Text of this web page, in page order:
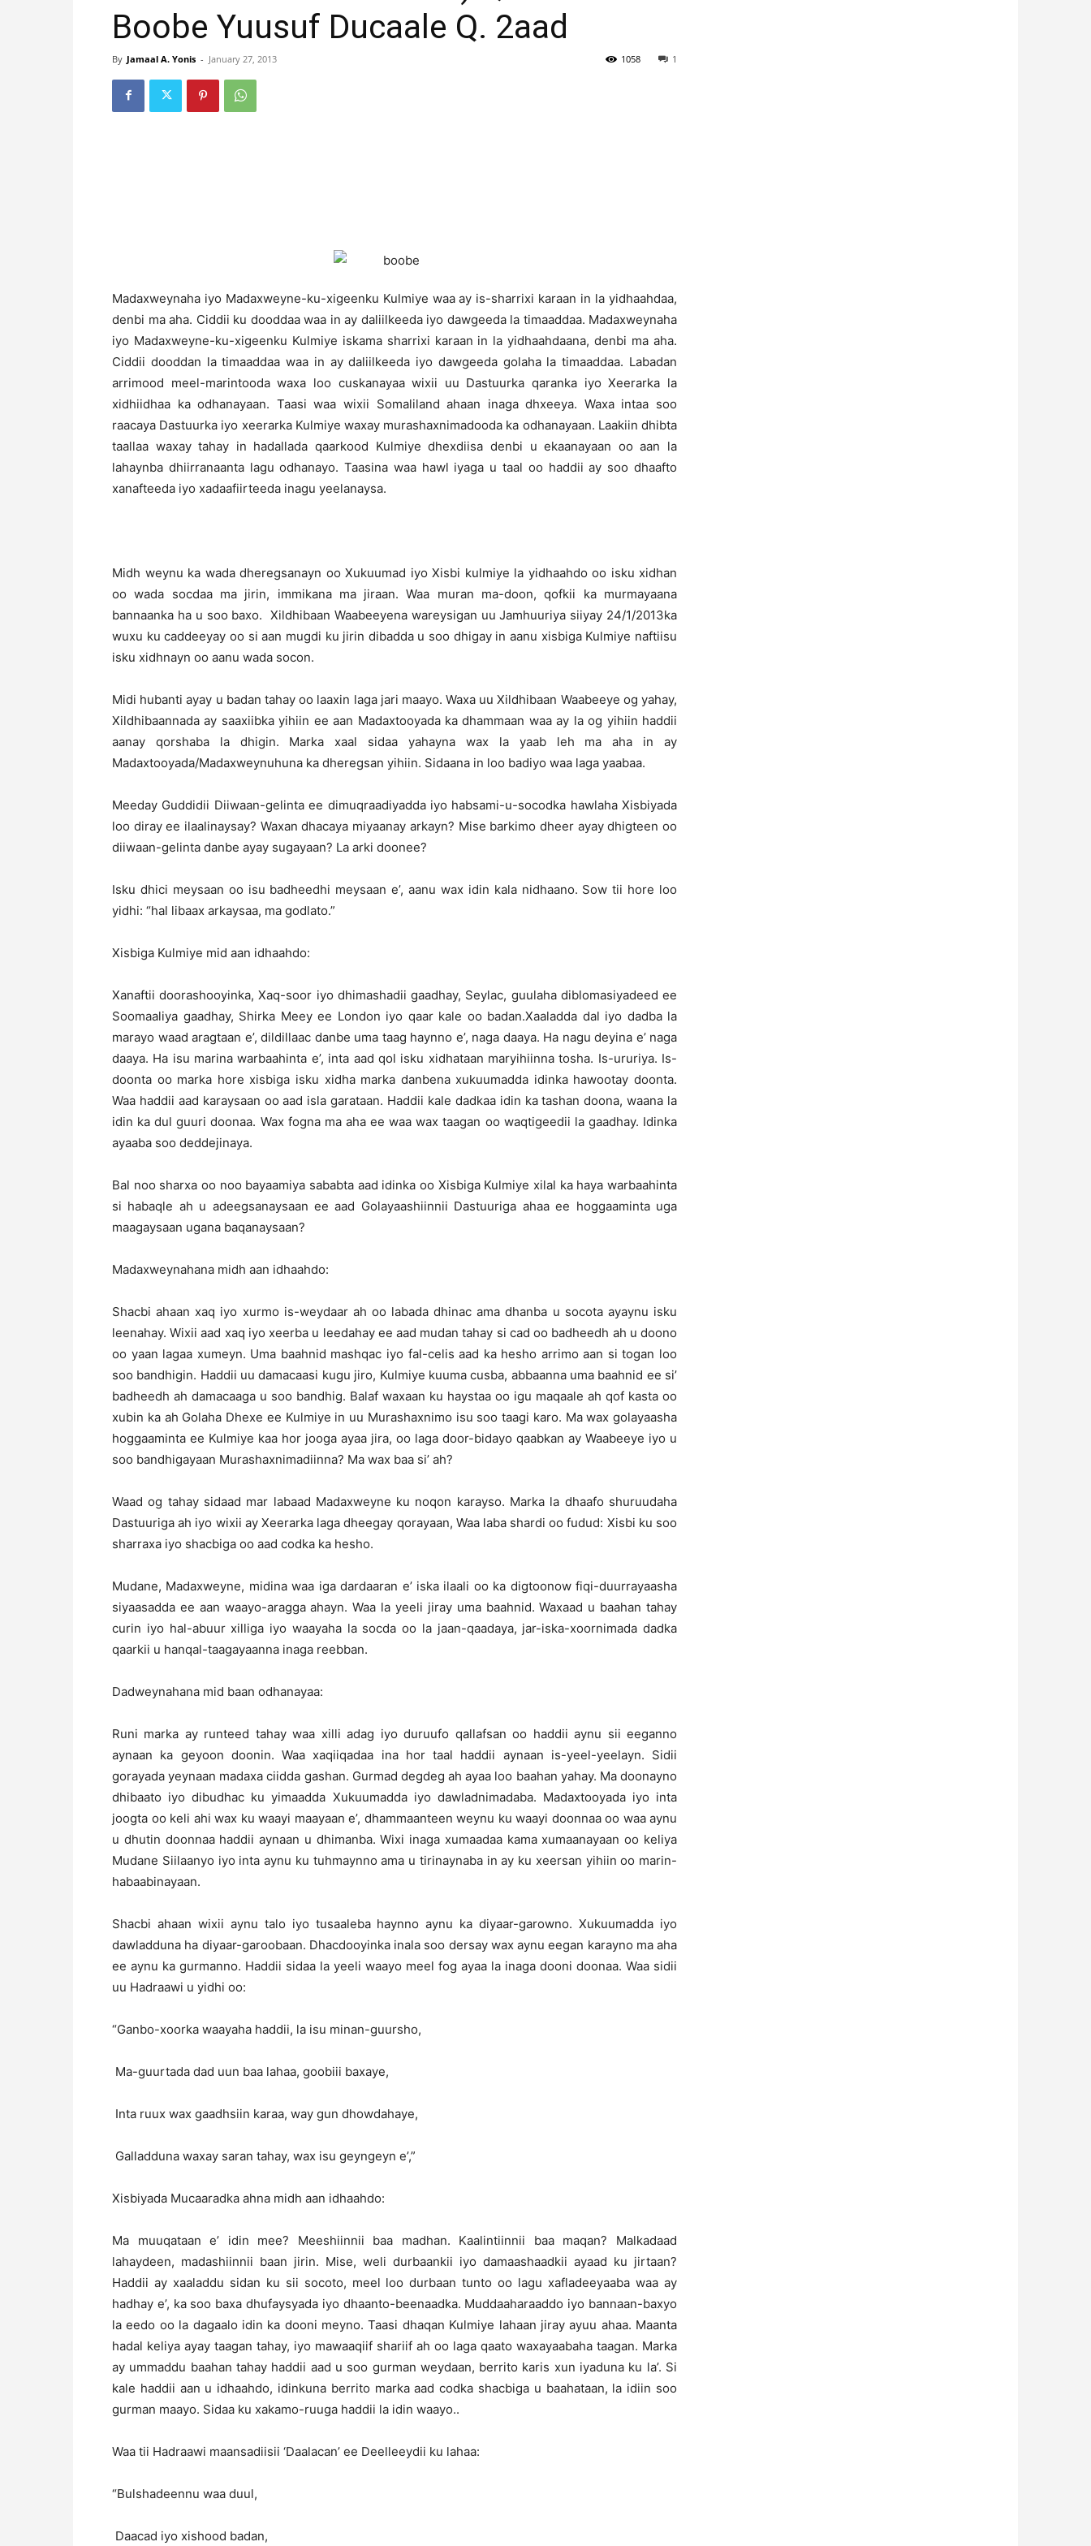
Newspaper
Boobe Yuusuf Ducaale Q. 2aad
By Jamaal A. Yonis - January 27, 2013 1
1058
Madaxweynaha iyo Madaxweyne-ku-xigeenku Kulmiye waa ay is-sharrixi karaan in la yidhaahdaa,
denbi ma aha. Ciddii ku dooddaa waa in ay daliilkeeda iyo dawgeeda la timaaddaa. Madaxweynaha
iyo Madaxweyne-ku-xigeenku Kulmiye iskama sharrixi karaan in la yidhaahdaana, denbi ma aha.
Ciddii dooddan la timaaddaa waa in ay daliilkeeda iyo dawgeeda golaha la timaaddaa. Labadan
arrimood meel-marintooda waxa loo cuskanayaa wixii uu Dastuurka qaranka iyo Xeerarka la
xidhiidhaa ka odhanayaan. Taasi waa wixii Somaliland ahaan inaga dhxeeya. Waxa intaa soo
raacaya Dastuurka iyo xeerarka Kulmiye waxay murashaxnimadooda ka odhanayaan. Laakiin dhibta
taallaa waxay tahay in hadallada qaarkood Kulmiye dhexdiisa denbi u ekaanayaan oo aan la
lahaynba dhiirranaanta lagu odhanayo. Taasina waa hawl iyaga u taal oo haddii ay soo dhaafto
xanafteeda iyo xadaafiirteeda inagu yeelanaysa.
Midh weynu ka wada dheregsanayn oo Xukuumad iyo Xisbi kulmiye la yidhaahdo oo isku xidhan
oo wada socdaa ma jirin, immikana ma jiraan. Waa muran ma-doon, qofkii ka murmayaana
bannaanka ha u soo baxo. Xildhibaan Waabeeyena wareysigan uu Jamhuuriya siiyay 24/1/2013ka
wuxu ku caddeeyay oo si aan mugdi ku jirin dibadda u soo dhigay in aanu xisbiga Kulmiye naftiisu
isku xidhnayn oo aanu wada socon.
Midi hubanti ayay u badan tahay oo laaxin laga jari maayo. Waxa uu Xildhibaan Waabeeye og yahay,
Xildhibaannada ay saaxiibka yihiin ee aan Madaxtooyada ka dhammaan waa ay la og yihiin haddii
aanay qorshaba la dhigin. Marka xaal sidaa yahayna wax la yaab leh ma aha in ay
Madaxtooyada/Madaxweynuhuna ka dheregsan yihiin. Sidaana in loo badiyo waa laga yaabaa.
Meeday Guddidii Diiwaan-gelinta ee dimuqraadiyadda iyo habsami-u-socodka hawlaha Xisbiyada
loo diray ee ilaalinaysay? Waxan dhacaya miyaanay arkayn? Mise barkimo dheer ayay dhigteen oo
diiwaan-gelinta danbe ayay sugayaan? La arki doonee?
Isku dhici meysaan oo isu badheedhi meysaan e’, aanu wax idin kala nidhaano. Sow tii hore loo
yidhi: “hal libaax arkaysaa, ma godlato.”
Xisbiga Kulmiye mid aan idhaahdo:
Xanaftii doorashooyinka, Xaq-soor iyo dhimashadii gaadhay, Seylac, guulaha diblomasiyadeed ee
Soomaaliya gaadhay, Shirka Meey ee London iyo qaar kale oo badan.Xaaladda dal iyo dadba la
marayo waad aragtaan e’, dildillaac danbe uma taag haynno e’, naga daaya. Ha nagu deyina e’ naga
daaya. Ha isu marina warbaahinta e’, inta aad qol isku xidhataan maryihiinna tosha. Is-ururiya. Is-
doonta oo marka hore xisbiga isku xidha marka danbena xukuumadda idinka hawootay doonta.
Waa haddii aad karaysaan oo aad isla garataan. Haddii kale dadkaa idin ka tashan doona, waana la
idin ka dul guuri doonaa. Wax fogna ma aha ee waa wax taagan oo waqtigeedii la gaadhay. Idinka
ayaaba soo deddejinaya.
Bal noo sharxa oo noo bayaamiya sababta aad idinka oo Xisbiga Kulmiye xilal ka haya warbaahinta
si habaqle ah u adeegsanaysaan ee aad Golayaashiinnii Dastuuriga ahaa ee hoggaaminta uga
maagaysaan ugana baqanaysaan?
Madaxweynahana midh aan idhaahdo:
Shacbi ahaan xaq iyo xurmo is-weydaar ah oo labada dhinac ama dhanba u socota ayaynu isku
leenahay. Wixii aad xaq iyo xeerba u leedahay ee aad mudan tahay si cad oo badheedh ah u doono
oo yaan lagaa xumeyn. Uma baahnid mashqac iyo fal-celis aad ka hesho arrimo aan si togan loo
soo bandhigin. Haddii uu damacaasi kugu jiro, Kulmiye kuuma cusba, abbaanna uma baahnid ee si’
badheedh ah damacaaga u soo bandhig. Balaf waxaan ku haystaa oo igu maqaale ah qof kasta oo
xubin ka ah Golaha Dhexe ee Kulmiye in uu Murashaxnimo isu soo taagi karo. Ma wax golayaasha
hoggaaminta ee Kulmiye kaa hor jooga ayaa jira, oo laga door-bidayo qaabkan ay Waabeeye iyo u
soo bandhigayaan Murashaxnimadiinna? Ma wax baa si’ ah?
Waad og tahay sidaad mar labaad Madaxweyne ku noqon karayso. Marka la dhaafo shuruudaha
Dastuuriga ah iyo wixii ay Xeerarka laga dheegay qorayaan, Waa laba shardi oo fudud: Xisbi ku soo
sharraxa iyo shacbiga oo aad codka ka hesho.
Mudane, Madaxweyne, midina waa iga dardaaran e’ iska ilaali oo ka digtoonow fiqi-duurrayaasha
siyaasadda ee aan waayo-aragga ahayn. Waa la yeeli jiray uma baahnid. Waxaad u baahan tahay
curin iyo hal-abuur xilliga iyo waayaha la socda oo la jaan-qaadaya, jar-iska-xoornimada dadka
qaarkii u hanqal-taagayaanna inaga reebban.
Dadweynahana mid baan odhanayaa:
Runi marka ay runteed tahay waa xilli adag iyo duruufo qallafsan oo haddii aynu sii eeganno
aynaan ka geyoon doonin. Waa xaqiiqadaa ina hor taal haddii aynaan is-yeel-yeelayn. Sidii
gorayada yeynaan madaxa ciidda gashan. Gurmad degdeg ah ayaa loo baahan yahay. Ma doonayno
dhibaato iyo dibudhac ku yimaadda Xukuumadda iyo dawladnimadaba. Madaxtooyada iyo inta
joogta oo keli ahi wax ku waayi maayaan e’, dhammaanteen weynu ku waayi doonnaa oo waa aynu
u dhutin doonnaa haddii aynaan u dhimanba. Wixi inaga xumaadaa kama xumaanayaan oo keliya
Mudane Siilaanyo iyo inta aynu ku tuhmaynno ama u tirinaynaba in ay ku xeersan yihiin oo marin-
habaabinayaan.
Shacbi ahaan wixii aynu talo iyo tusaaleba haynno aynu ka diyaar-garowno. Xukuumadda iyo
dawladduna ha diyaar-garoobaan. Dhacdooyinka inala soo dersay wax aynu eegan karayno ma aha
ee aynu ka gurmanno. Haddii sidaa la yeeli waayo meel fog ayaa la inaga dooni doonaa. Waa sidii
uu Hadraawi u yidhi oo:
“Ganbo-xoorka waayaha haddii, la isu minan-guursho,
Ma-guurtada dad uun baa lahaa, goobiii baxaye,
Inta ruux wax gaadhsiin karaa, way gun dhowdahaye,
Galladduna waxay saran tahay, wax isu geyngeyn e’,”
Xisbiyada Mucaaradka ahna midh aan idhaahdo:
Ma muuqataan e’ idin mee? Meeshiinnii baa madhan. Kaalintiinnii baa maqan? Malkadaad
lahaydeen, madashiinnii baan jirin. Mise, weli durbaankii iyo damaashaadkii ayaad ku jirtaan?
Haddii ay xaaladdu sidan ku sii socoto, meel loo durbaan tunto oo lagu xafladeeyaaba waa ay
hadhay e’, ka soo baxa dhufaysyada iyo dhaanto-beenaadka. Muddaaharaaddo iyo bannaan-baxyo
la eedo oo la dagaalo idin ka dooni meyno. Taasi dhaqan Kulmiye lahaan jiray ayuu ahaa. Maanta
hadal keliya ayay taagan tahay, iyo mawaaqiif shariif ah oo laga qaato waxayaabaha taagan. Marka
ay ummaddu baahan tahay haddii aad u soo gurman weydaan, berrito karis xun iyaduna ku la’. Si
kale haddii aan u idhaahdo, idinkuna berrito marka aad codka shacbiga u baahataan, la idiin soo
gurman maayo. Sidaa ku xakamo-ruuga haddii la idin waayo..
Waa tii Hadraawi maansadiisii ‘Daalacan’ ee Deelleeydii ku lahaa:
“Bulshadeennu waa duul,
Daacad iyo xishood badan,